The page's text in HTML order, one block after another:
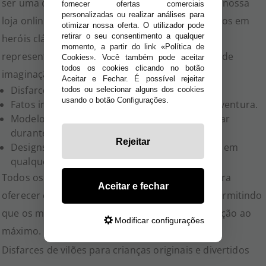
ser uma das escolhas favoritas das crianças. Na nossa
loja online poderás encontrar disfarces inspirados em
heróis clássicos e modernos, ideais para festas,
representações escolares e brincadeiras cheias de
imaginação.
Disfarces de heróis com capa e máscara.
Fatos inspirados em personagens de ação e aventura.
Modelos confortáveis e resistentes para brincar
durante horas.
Designs coloridos e chamativos para destacar em
qualquer evento.
Todos os nossos modelos são desenvolvidos para
oferecer conforto e liberdade de movimento, permitindo
que os mais pequenos aproveitem cada celebração ao
máximo.
Disfarces de vilões para crianças originais e divertidos
fornecer ofertas comerciais
personalizadas ou realizar análises para
otimizar nossa oferta. O utilizador pode
retirar o seu consentimento a qualquer
momento, a partir do link «Política de
Cookies». Você também pode aceitar
todos os cookies clicando no botão
Aceitar e Fechar. É possível rejeitar
todos ou selecionar alguns dos cookies
usando o botão Configurações.
Rejeitar
Aceitar e fechar
Modificar configurações